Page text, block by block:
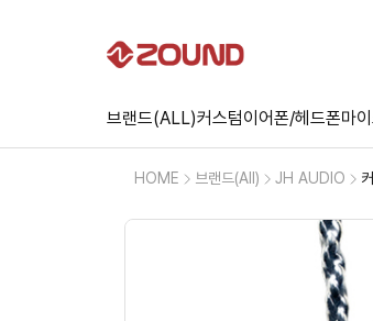
브랜드(ALL)커스텀이어폰/헤드폰마
HOME 브랜드(All) JH AUDIO